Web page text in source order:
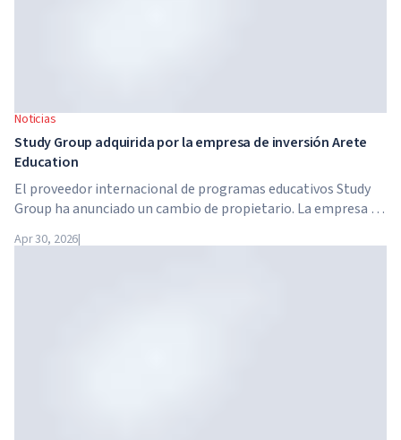
Noticias
Study Group adquirida por la empresa de inversión Arete
Education
El proveedor internacional de programas educativos Study
Group ha anunciado un cambio de propietario. La empresa ha
inversión en el sector de la educación superior creada por
Apr 30, 2026|